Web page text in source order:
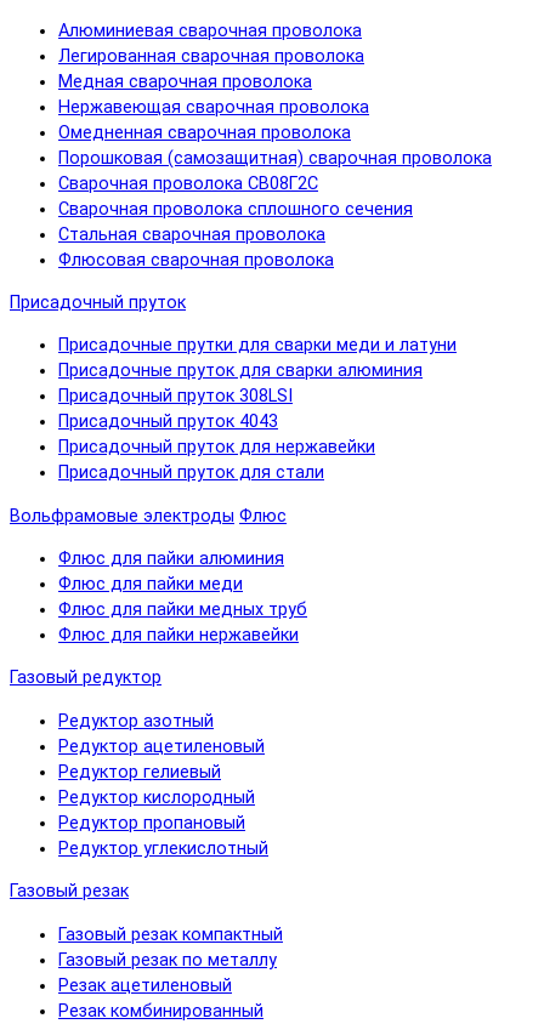
Алюминиевая сварочная проволока
Легированная сварочная проволока
Медная сварочная проволока
Нержавеющая сварочная проволока
Омедненная сварочная проволока
Порошковая (самозащитная) сварочная проволока
Сварочная проволока СВ08Г2С
Сварочная проволока сплошного сечения
Стальная сварочная проволока
Флюсовая сварочная проволока
Присадочный пруток
Присадочные прутки для сварки меди и латуни
Присадочные пруток для сварки алюминия
Присадочный пруток 308LSI
Присадочный пруток 4043
Присадочный пруток для нержавейки
Присадочный пруток для стали
Вольфрамовые электроды Флюс
Флюс для пайки алюминия
Флюс для пайки меди
Флюс для пайки медных труб
Флюс для пайки нержавейки
Газовый редуктор
Редуктор азотный
Редуктор ацетиленовый
Редуктор гелиевый
Редуктор кислородный
Редуктор пропановый
Редуктор углекислотный
Газовый резак
Газовый резак компактный
Газовый резак по металлу
Резак ацетиленовый
Резак комбинированный